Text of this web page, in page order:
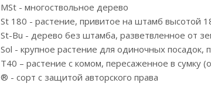
MSt - многоствольное дерево
St 180 - растение, привитое на штамб высотой
St-Bu - дерево без штамба, разветвленное от
Sol - крупное растение для одиночных
T40 – растение с комом, пересаженное в сумку
® - сорт с защитой авторского права